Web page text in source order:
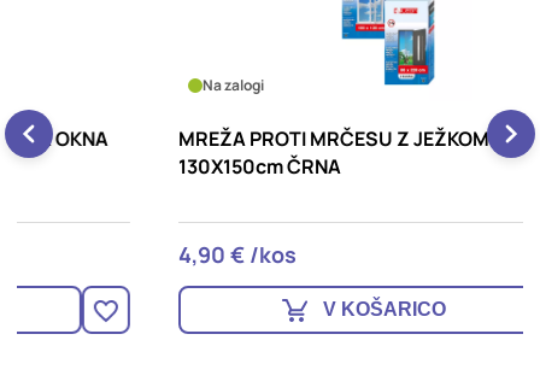
MREŽA PROTI MRČESU Z JEŽKOM ZA OKNA
130X150cm ČRNA
V KOŠARICO